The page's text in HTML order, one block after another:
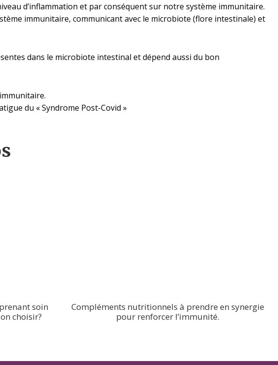
d’inflammation et par conséquent sur notre système immunitaire.
immunitaire, communicant avec le microbiote (flore intestinale) et
dans le microbiote intestinal et dépend aussi du bon
du « Syndrome Post-Covid »
soin
choisir?
Compléments nutritionnels à prendre en synergie
pour renforcer l’immunité.